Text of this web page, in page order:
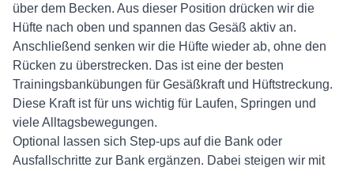
über dem Becken. Aus dieser Position drücken wir die
Hüfte nach oben und spannen das Gesäß aktiv an.
Anschließend senken wir die Hüfte wieder ab, ohne den
Rücken zu überstrecken. Das ist eine der besten
Trainingsbankübungen für Gesäßkraft und Hüftstreckung.
Diese Kraft ist für uns wichtig für Laufen, Springen und
viele Alltagsbewegungen.
Optional lassen sich Step-ups auf die Bank oder
Ausfallschritte zur Bank ergänzen. Dabei steigen wir mit